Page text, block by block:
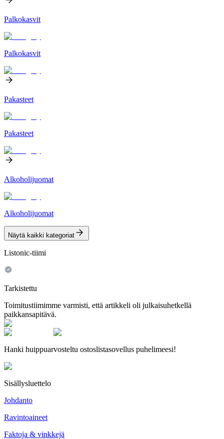
Palkokasvit
Palkokasvit
Pakasteet
Pakasteet
Alkoholijuomat
Alkoholijuomat
Näytä kaikki kategoriat
Listonic-tiimi
Tarkistettu
Toimitustiimimme varmisti, että artikkeli oli julkaisuhetkellä
paikkansapitävä.
Hanki huippuarvosteltu ostoslistasovellus puhelimeesi!
Sisällysluettelo
Johdanto
Ravintoaineet
Faktoja & vinkkejä